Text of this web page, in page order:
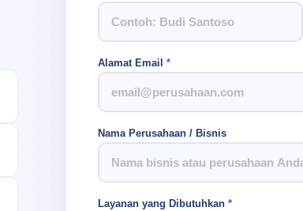
Alamat Email *
Nama Perusahaan / Bisnis
Layanan yang Dibutuhkan *